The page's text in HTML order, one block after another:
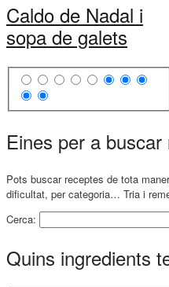
Caldo de Nadal i
sopa de galets
Eines per a buscar
Pots buscar receptes de tota
dificultat, per categoria… Tria i
Cerca:
Quins ingredients